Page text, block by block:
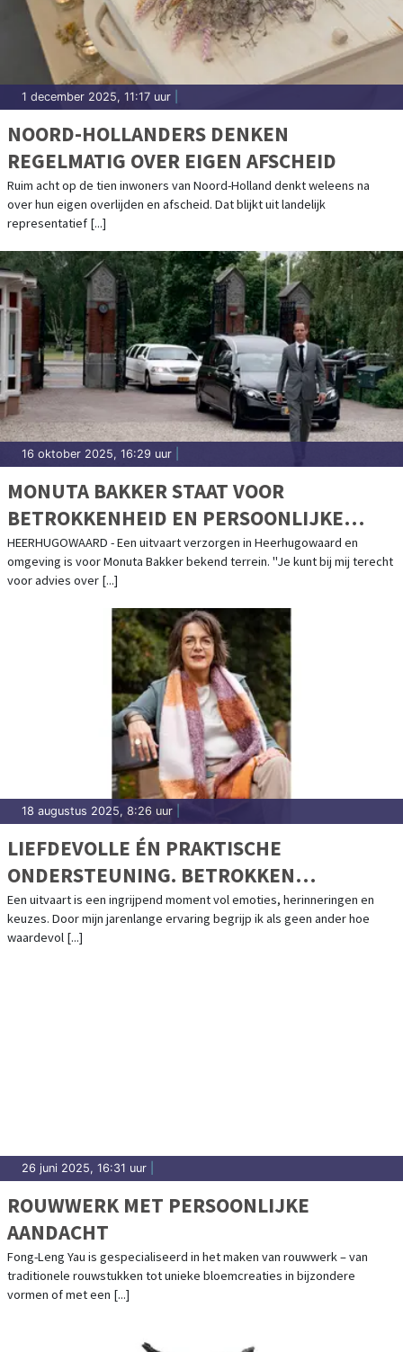
1 december 2025, 11:17 uur
NOORD-HOLLANDERS DENKEN
REGELMATIG OVER EIGEN AFSCHEID
Ruim acht op de tien inwoners van Noord-Holland denkt weleens na
over hun eigen overlijden en afscheid. Dat blijkt uit landelijk
representatief [...]
16 oktober 2025, 16:29 uur
MONUTA BAKKER STAAT VOOR
BETROKKENHEID EN PERSOONLIJKE
BENADERING
HEERHUGOWAARD - Een uitvaart verzorgen in Heerhugowaard en
omgeving is voor Monuta Bakker bekend terrein. "Je kunt bij mij terecht
voor advies over [...]
18 augustus 2025, 8:26 uur
LIEFDEVOLLE ÉN PRAKTISCHE
ONDERSTEUNING. BETROKKEN
BEGELEIDING BIJ IEDER AFSCHEID
Een uitvaart is een ingrijpend moment vol emoties, herinneringen en
keuzes. Door mijn jarenlange ervaring begrijp ik als geen ander hoe
waardevol [...]
26 juni 2025, 16:31 uur
ROUWWERK MET PERSOONLIJKE
AANDACHT
Fong-Leng Yau is gespecialiseerd in het maken van rouwwerk – van
traditionele rouwstukken tot unieke bloemcreaties in bijzondere
vormen of met een [...]